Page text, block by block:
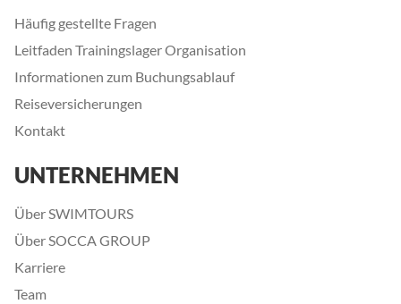
Häufig gestellte Fragen
Leitfaden Trainingslager Organisation
Informationen zum Buchungsablauf
Reiseversicherungen
Kontakt
UNTERNEHMEN
Über SWIMTOURS
Über SOCCA GROUP
Karriere
Team